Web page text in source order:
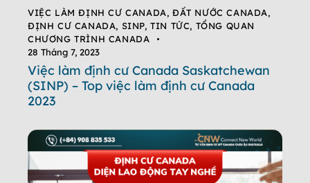
VIỆC LÀM ĐỊNH CƯ CANADA,ĐẤT NƯỚC CANADA,
ĐỊNH CƯ CANADA, SINP,TIN TỨC, TỔNG QUAN
CHƯƠNG TRÌNH CANADA
28 Tháng 7, 2023
Việc làm định cư Canada Saskatchewan
(SINP) – Top việc làm định cư Canada
2023